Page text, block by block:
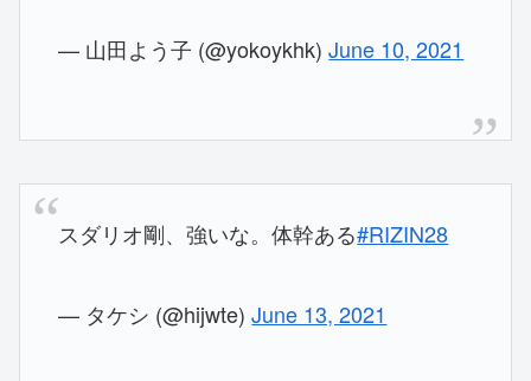
— 山田よう子 (@yokoykhk)June 10, 2021
スダリオ剛、強いな。体幹ある#RIZIN28
— タケシ (@hijwte)June 13, 2021